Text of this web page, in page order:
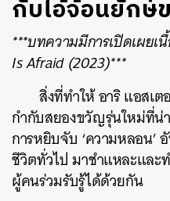
กับไอ้จ้อนยักษ์
***บทความมีการเปิดเผยเ
Is Afraid (2023)***
สิ่งที่ทำให้ อาริ แอสเ
กำกับสยองขวัญรุ่นใหม่ที่
การหยิบจับ ‘ความหลอน’
ชีวิตทั่วไป มาชำแหละและ
ผู้คนร่วมรับรู้ได้ด้วยกัน